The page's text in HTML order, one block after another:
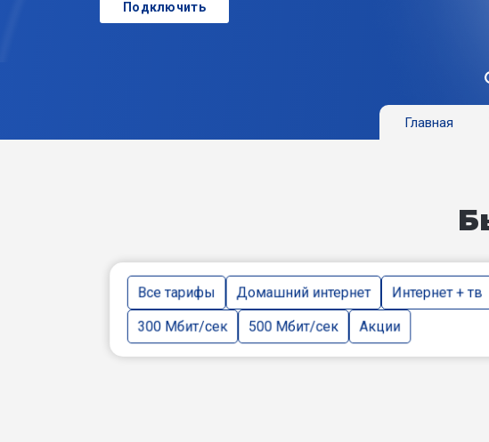
Подключить
Главная
Все тарифы Домашний интернет Интернет + тв
300 Мбит/сек 500 Мбит/сек Акции